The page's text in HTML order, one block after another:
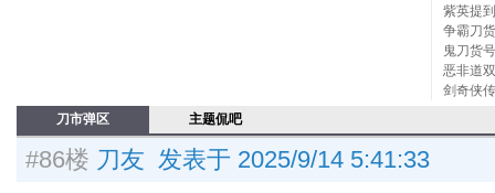
紫英提
争霸刀
鬼刀货
恶非道
剑奇侠
刀市弹区
主题侃吧
#86楼 刀友 发表于 2025/9/14 5:41:33